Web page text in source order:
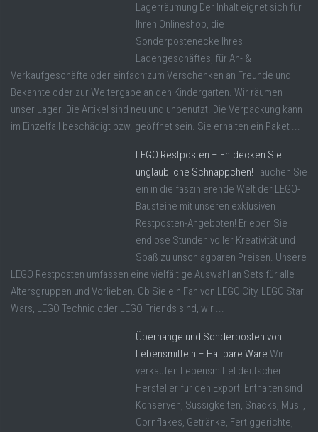
Lagerräumung Der Inhalt eignet sich für
Ihren Onlineshop, die
Sonderpostenecke Ihres
Ladengeschäftes, für An- &
Verkaufgeschäfte oder einfach zum Verschenken an Freunde und
Bekannte oder zur Weitergabe an den Kindergarten. Wir räumen
unser Lager. Die Artikel sind neu und unbenutzt. Die Verpackung kann
im Einzelfall beschädigt bzw. geöffnet sein. Sie erhalten ein Paket ...
LEGO Restposten – Entdecken Sie
unglaubliche Schnäppchen! Tauchen Sie
ein in die faszinierende Welt der LEGO-
Bausteine mit unseren exklusiven
Restposten-Angeboten! Erleben Sie
endlose Stunden voller Kreativität und
Spaß zu unschlagbaren Preisen. Unsere
LEGO Restposten umfassen eine vielfältige Auswahl an Sets für alle
Altersgruppen und Vorlieben. Ob Sie ein Fan von LEGO City, LEGO Star
Wars, LEGO Technic oder LEGO Friends sind, wir ...
Überhänge und Sonderposten von
Lebensmitteln – Haltbare Ware Wir
verkaufen Lebensmittel deutscher
Hersteller für den Export: Enthalten sind
Konserven, Süssigkeiten, Snacks, Müsli,
Cornflakes, Getränke, Fertiggerichte,